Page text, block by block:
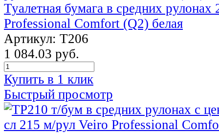
Туалетная бумага в средних
Professional Comfort (Q2) белая
Артикул: Т206
1 084.03 руб.
Купить в 1 клик
Быстрый просмотр